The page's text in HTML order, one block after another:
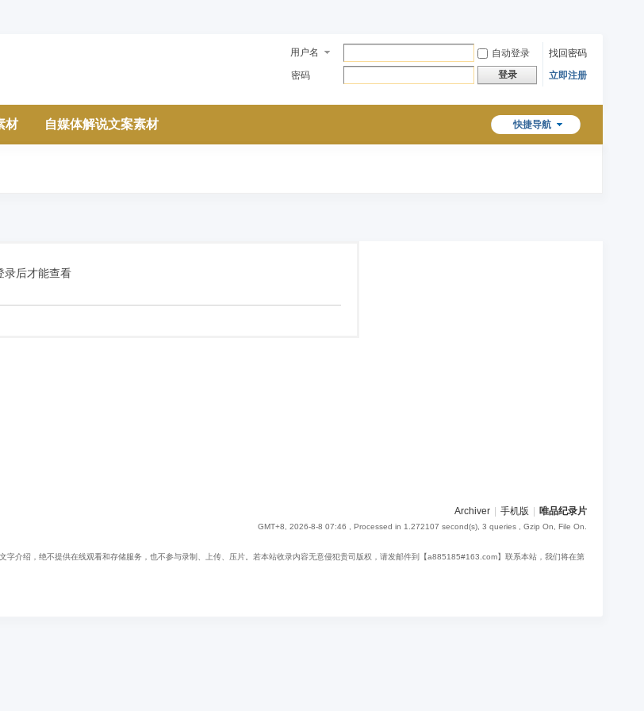
用户名 自动登录
找回密码
密码
登录 立即注册
快捷导航
材 自媒体解说文案素材
录后才能查看
Archiver 手机版 唯品纪录片
GMT+8, 2026-8-8 07:46 , Processed in 1.272107 second(s), 3 queries , Gzip On, File On.
介绍，绝不提供在线观看和存储服务，也不参与录制、上传、压片。若本站收录内容无意侵犯贵司版权，请发邮件到【a885185#163.com】联系本站，我们将在第